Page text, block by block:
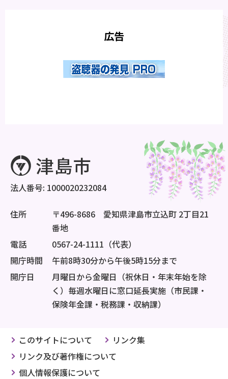
広告
法人番号: 1000020232084
住所
〒496-8686 愛知県津島市立込町 2丁目21
番地
電話
0567-24-1111（代表）
開庁時間
午前8時30分から午後5時15分まで
開庁日
月曜日から金曜日（祝休日・年末年始を除
く）毎週水曜日に窓口延長実施（市民課・
保険年金課・税務課・収納課）
このサイトについて
リンク集
リンク及び著作権について
個人情報保護について